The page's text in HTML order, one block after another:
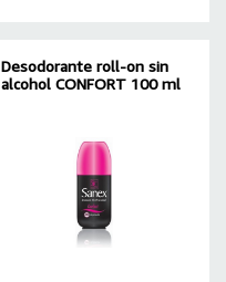
Desodorante roll-on sin
alcohol CONFORT 100 ml